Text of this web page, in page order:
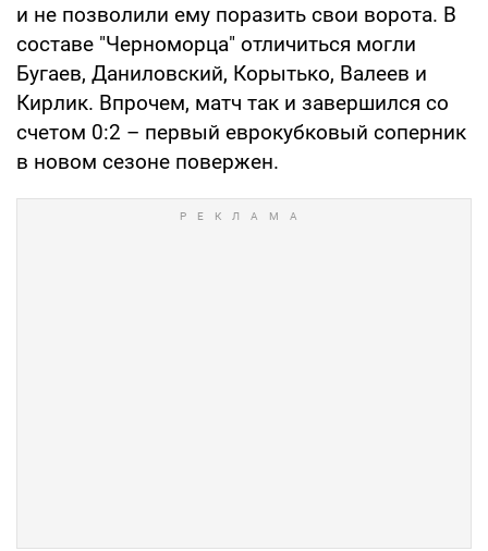
и не позволили ему поразить свои ворота. В
составе "Черноморца" отличиться могли
Бугаев, Даниловский, Корытько, Валеев и
Кирлик. Впрочем, матч так и завершился со
счетом 0:2 – первый еврокубковый соперник
в новом сезоне повержен.